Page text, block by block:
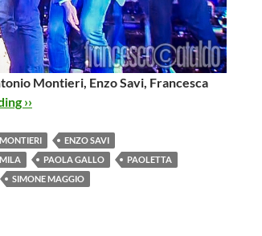
Montieri, Enzo Savi, Francesca
››
ENZO SAVI
MILA PAOLA GALLO
PAOLETTA
SIMONE MAGGIO